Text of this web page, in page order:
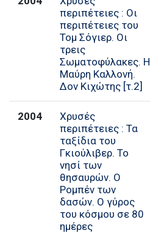
περιπέτειες : Οι
περιπέτειες του
Τομ Σόγιερ. Οι
τρεις
Σωματοφύλακες. Η
Μαύρη Καλλονή.
Δον Κιχώτης [τ.2]
2004
Χρυσές
περιπέτειες : Τα
ταξίδια του
Γκιούλιβερ. Το
νησί των
θησαυρών. Ο
Ρομπέν των
δασών. Ο γύρος
του κόσμου σε 80
ημέρες